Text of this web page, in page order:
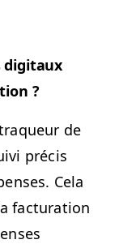
dig­i­taux
?
de
pré­cis
Cela
fac­tura­tion